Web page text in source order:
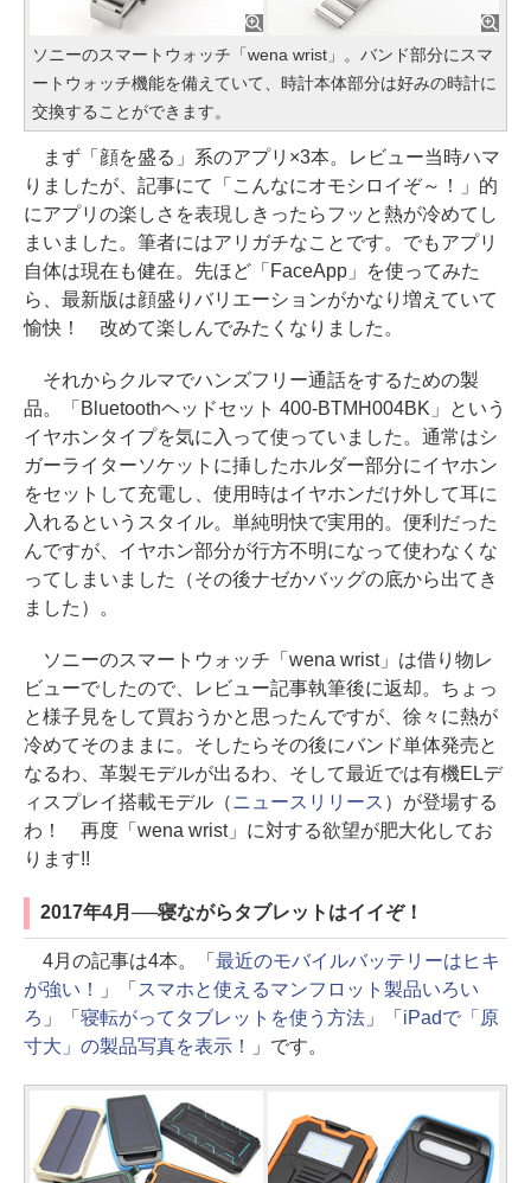
ソニーのスマートウォッチ「wena wrist」。バンド部分にスマ
ートウォッチ機能を備えていて、時計本体部分は好みの時計に
交換することができます。
まず「顔を盛る」系のアプリ×3本。レビュー当時ハマ
りましたが、記事にて「こんなにオモシロイぞ～！」的
にアプリの楽しさを表現しきったらフッと熱が冷めてし
まいました。筆者にはアリガチなことです。でもアプリ
自体は現在も健在。先ほど「FaceApp」を使ってみた
ら、最新版は顔盛りバリエーションがかなり増えていて
愉快！ 改めて楽しんでみたくなりました。
それからクルマでハンズフリー通話をするための製
品。「Bluetoothヘッドセット 400-BTMH004BK」という
イヤホンタイプを気に入って使っていました。通常はシ
ガーライターソケットに挿したホルダー部分にイヤホン
をセットして充電し、使用時はイヤホンだけ外して耳に
入れるというスタイル。単純明快で実用的。便利だった
んですが、イヤホン部分が行方不明になって使わなくな
ってしまいました（その後ナゼかバッグの底から出てき
ました）。
ソニーのスマートウォッチ「wena wrist」は借り物レ
ビューでしたので、レビュー記事執筆後に返却。ちょっ
と様子見をして買おうかと思ったんですが、徐々に熱が
冷めてそのままに。そしたらその後にバンド単体発売と
なるわ、革製モデルが出るわ、そして最近では有機ELデ
ィスプレイ搭載モデル（ニュースリリース ）が登場する
わ！ 再度「wena wrist」に対する欲望が肥大化してお
ります!!
2017年4月──寝ながらタブレットはイイぞ！
4月の記事は4本。「 最近のモバイルバッテリーはヒキ
が強い！
」「 スマホと使えるマンフロット製品いろい
ろ 」「 寝転がってタブレットを使う方法」「 iPadで「原
寸大」の製品写真を表示！
」です。